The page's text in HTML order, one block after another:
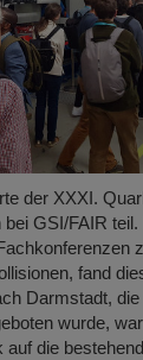
der XXXI.
GSI/FAIR
fand
Darmstadt,
wurde,
auf die